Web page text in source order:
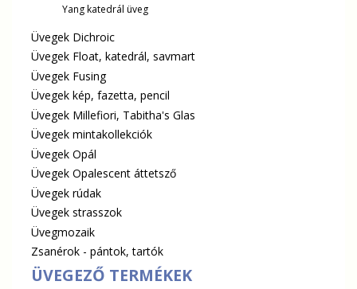
Yang katedrál üveg
Üvegek Dichroic
Üvegek Float, katedrál, savmart
Üvegek Fusing
Üvegek kép, fazetta, pencil
Üvegek Millefiori, Tabitha's Glas
Üvegek mintakollekciók
Üvegek Opál
Üvegek Opalescent áttetsző
Üvegek rúdak
Üvegek strasszok
Üvegmozaik
Zsanérok - pántok, tartók
ÜVEGEZŐ TERMÉKEK